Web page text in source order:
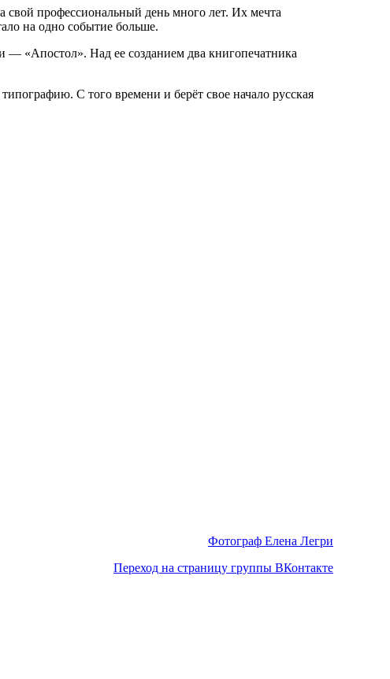
профессиональный день много лет. Их мечта
на одно событие больше.
— «Апостол». Над ее созданием два книгопечатника
С того времени и берёт свое начало русская
Фотограф Елена Легри
Переход на страницу группы ВКонтакте